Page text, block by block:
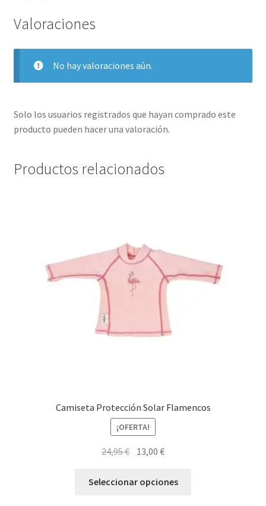
Valoraciones
No hay valoraciones aún.
Solo los usuarios registrados que hayan comprado este
producto pueden hacer una valoración.
Productos relacionados
Camiseta Protección Solar Flamencos
¡OFERTA!
24,95€ El
original
13,00€El
actual
Seleccionar opciones